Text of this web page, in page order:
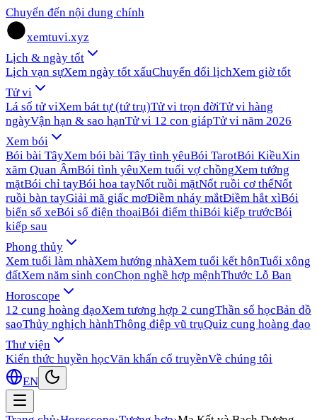
Chuyển đến nội dung chính
xemtuvi.xyz
Lịch & ngày tốt
Lịch vạn sựXem ngày tốt xấuChuyển đổi lịchXem giờ tốt
Tử vi
Lá số tử viXem bát tự (tứ trụ)Tử vi trọn đờiTử vi hàng
ngàyVận hạn & sao hạnTử vi 12 con giápTử vi năm 2026
Xem bói
Bói bài TâyXem bói bài Tây tình yêuBói TarotBói KiềuXin
xăm Quan ÂmBói tình yêuXem tuổi vợ chồngXem tướng
mặtBói chỉ tayBói hoa tayNốt ruồi mặtNốt ruồi cơ thểNốt
ruồi bàn tayGiải mã giấc mơĐiềm nháy mắtĐiềm hắt xìBói
biển số xeBói số điện thoạiBói điểm thiBói kiếp trướcBói
kiếp sau
Phong thủy
Xem tuổi làm nhàXem hướng nhàXem tuổi kết hônTuổi xông
đấtXem năm sinh conChọn nghề hợp mệnhThước Lỗ Ban
Horoscope
12 cung hoàng đạoXem tương hợp 2 cungThần số họcBản đồ
saoThủy nghịch hànhThông điệp vũ trụQuiz cung hoàng đạo
Thư viện
Kiến thức huyền họcVăn khấn cổ truyềnVề chúng tôi
EN